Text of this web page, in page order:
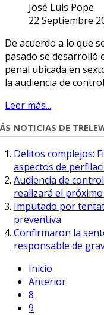
José Luis Pope
22 Septiembre
De acuerdo a lo que
pasado se desarrolló
penal ubicada en
la audiencia de
Leer más...
NOTICIAS DE
Delitos complejos:
aspectos de
Audiencia de
realizará el
Imputado por
preventiva
Confirmaron la
responsable de
Inicio
Anterior
8
9